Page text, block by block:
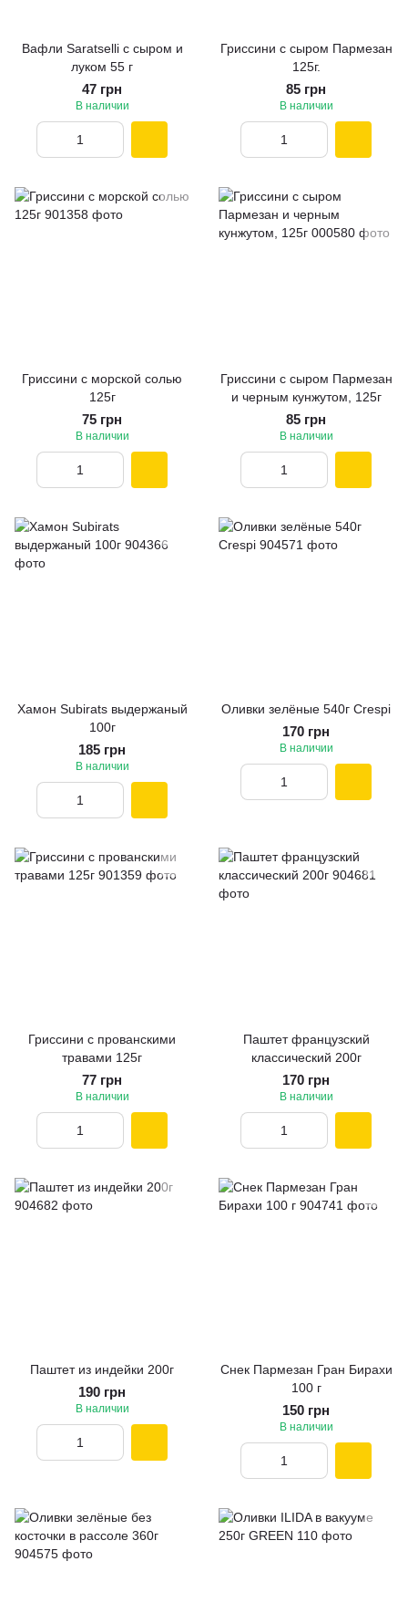
Вафли Saratselli с сыром и
луком 55 г
47 грн
В наличии
Гриссини с сыром Пармезан
125г.
85 грн
В наличии
Гриссини с морской солью
125г
75 грн
В наличии
Гриссини с сыром Пармезан
и черным кунжутом, 125г
85 грн
В наличии
Хамон Subirats выдержаный
100г
185 грн
В наличии
Оливки зелёные 540г Crespi
170 грн
В наличии
Гриссини с прованскими
травами 125г
77 грн
В наличии
Паштет французский
классический 200г
170 грн
В наличии
Паштет из индейки 200г
190 грн
В наличии
Снек Пармезан Гран Бирахи
100 г
150 грн
В наличии